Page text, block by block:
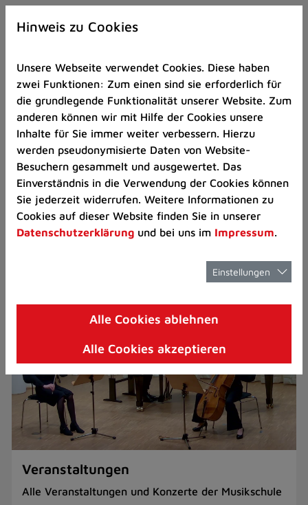
Zur
Startseite
Zum
Seitenanfang
springen
(Schnelltaste
A)
Zur
Navigation/Menü
springen
(Schnelltaste
M)
Zur
8)
I)
Musikschule Städtische Musikschule
☰ Menü Musikschule
Aktuelles
Veranstaltungen
Alle Veranstaltungen und Konzerte der Musikschule
Hinweis zu Cookies
Unsere Webseite verwendet Cookies. Diese haben
zwei Funktionen: Zum einen sind sie erforderlich für
die grundlegende Funktionalität unserer Website. Zum
anderen können wir mit Hilfe der Cookies unsere
Inhalte für Sie immer weiter verbessern. Hierzu
werden pseudonymisierte Daten von Website-
Besuchern gesammelt und ausgewertet. Das
Einverständnis in die Verwendung der Cookies können
Sie jederzeit widerrufen. Weitere Informationen zu
Cookies auf dieser Website finden Sie in unserer
Datenschutzerklärung und bei uns im Impressum.
Einstellungen
Alle Cookies ablehnen
Alle Cookies akzeptieren